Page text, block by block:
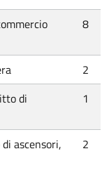
8
2
di
1
ascensori,
2